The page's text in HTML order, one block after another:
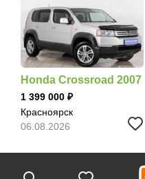
Honda Crossroad 2007
1 399 000
Красноярск
06.08.2026